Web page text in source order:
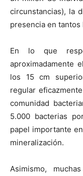
circunstancias), la
presencia en tantos
En lo que
aproximadamente
los 15 cm
regular
comunidad
5.000 bacterias
papel importante
mineralización.
Asimismo,